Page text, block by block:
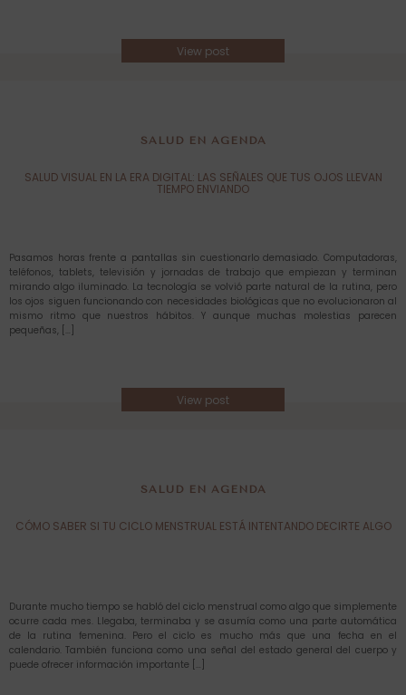
View post
SALUD EN AGENDA
SALUD VISUAL EN LA ERA DIGITAL: LAS SEÑALES QUE TUS OJOS LLEVAN
TIEMPO ENVIANDO
Pasamos horas frente a pantallas sin cuestionarlo demasiado. Computadoras,
teléfonos, tablets, televisión y jornadas de trabajo que empiezan y terminan
mirando algo iluminado. La tecnología se volvió parte natural de la rutina, pero
los ojos siguen funcionando con necesidades biológicas que no evolucionaron al
mismo ritmo que nuestros hábitos. Y aunque muchas molestias parecen
pequeñas, […]
View post
SALUD EN AGENDA
CÓMO SABER SI TU CICLO MENSTRUAL ESTÁ INTENTANDO DECIRTE ALGO
Durante mucho tiempo se habló del ciclo menstrual como algo que simplemente
ocurre cada mes. Llegaba, terminaba y se asumía como una parte automática
de la rutina femenina. Pero el ciclo es mucho más que una fecha en el
calendario. También funciona como una señal del estado general del cuerpo y
puede ofrecer información importante […]